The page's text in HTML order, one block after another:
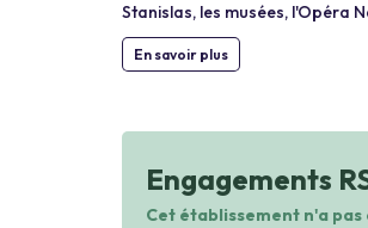
Stanislas, les musées, l'Opéra
En savoir plus
Engagements
Cet établissement n'a